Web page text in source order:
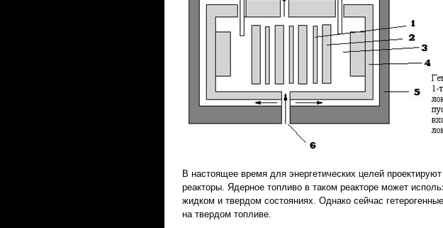
В настоящее время для энергетических целей проектируют
реакторы. Ядерное топливо в таком реакторе может
жидком и твердом состояниях. Однако сейчас
на твердом топливе.